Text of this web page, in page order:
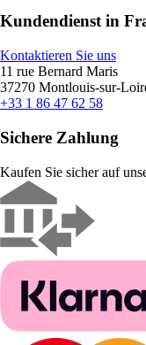
Kundendienst in
Kontaktieren Sie uns
11 rue Bernard Maris
37270 Montlouis-sur-
+33 1 86 47 62 58
Sichere Zahlung
Kaufen Sie sicher auf